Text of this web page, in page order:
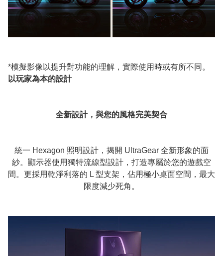
*模擬影像以提升對功能的理解，實際使用時或有所不同。
以玩家為本的設計
全新設計，與您的風格完美契合
統一 Hexagon 照明設計，揭開 UltraGear 全新形象的面
紗。顯示器使用獨特流線型設計，打造專屬於您的遊戲空
間。更採用乾淨利落的 L 型支架，佔用極小桌面空間，最大
限度減少死角。